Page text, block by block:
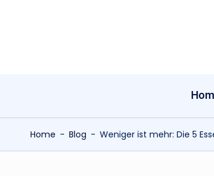
Home - Blog - Weniger ist mehr: Die 5